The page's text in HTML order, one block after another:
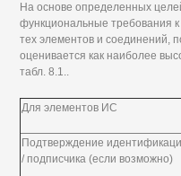
На основе определенных
функциональные требования
тех элементов и соединений,
оценивается как наиболее
табл. 8.1..
Для элементов ИС
Подтверждение
/ подписчика (если возможно)